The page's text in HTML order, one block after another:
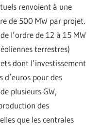
renvoient à une
de 500 MW par projet.
l’ordre de 12 à 15 MW
terrestres)
dont l’investissement
d’euros pour des
plusieurs GW,
des
que les centrales